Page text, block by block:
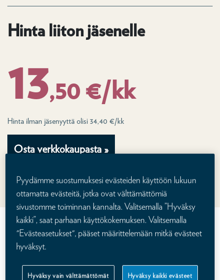
Hinta liiton jäsenelle
13,50 €/kk
Hinta ilman jäsenyyttä olisi 34,40 €/kk
Osta verkkokaupasta »
Suomen sivuliike. Hinta lasketaan annettujen tietojen perusteella. Muuttamalla valintoja
saat vakuutuksen hinnan juuri sinulle.
Katso videolta lisää Kalevan
henkivakuutuksesta
Pyydämme suostumuksesi evästeiden käyttöön lukuun
ottamatta evästeitä, jotka ovat välttämättömiä
sivustomme toiminnan kannalta. Valitsemalla ”Hyväksy
kaikki”, saat parhaan käyttökokemuksen. Valitsemalla
"Evästeasetukset", pääset määrittelemään mitkä evästeet
hyväksyt.
Hyväksy vain välttämättömät Hyväksy kaikki evästeet